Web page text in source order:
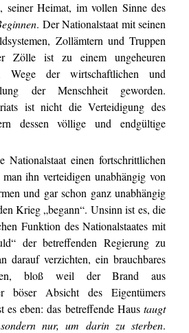
seiner Heimat, im vollen Sinne des
. Der Nationalstaat mit seinen
Zollämtern und Truppen
Zölle ist zu einem ungeheuren
Wege der wirtschaftlichen und
der Menschheit geworden.
ist nicht die Verteidigung des
dessen völlige und endgültige
Nationalstaat einen fortschrittlichen
ihn verteidigen unabhängig von
und gar schon ganz unabhängig
Krieg „begann“. Unsinn ist es, die
Funktion des Nationalstaates mit
der betreffenden Regierung zu
darauf verzichten, ein brauchbares
bloß weil der Brand aus
böser Absicht des Eigentümers
es eben: das betreffende Haustaugt
nur, um darin zu sterben.